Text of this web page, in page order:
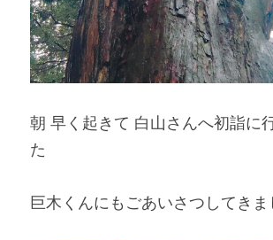
朝 早く起きて 白山さんへ初詣に
た
巨木くんにもごあいさつしてきま